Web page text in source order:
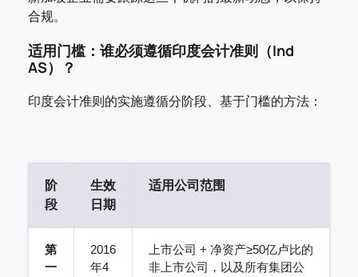
合规。
适用门槛：谁必须遵循印度会计准则（Ind
AS）？
印度会计准则的实施遵循分阶段、基于门槛的方法：
阶
段
生效
日期
适用公司范围
第
一
2016
年4
上市公司 + 净资产≥50亿卢比的
非上市公司，以及所有集团公